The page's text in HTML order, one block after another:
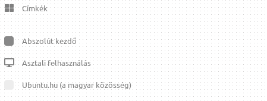
Címkék
Abszolút kezdő
Asztali felhasználás
Ubuntu.hu (a magyar közösség)